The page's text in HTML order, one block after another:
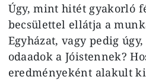
Úgy, mint hitét gyakorló
becsülettel ellátja a
Egyházat, vagy pedig
odaadok a Jóistennek?
eredményeként alakult